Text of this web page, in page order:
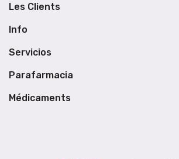
Les Clients
Info
Servicios
Parafarmacia
Médicaments